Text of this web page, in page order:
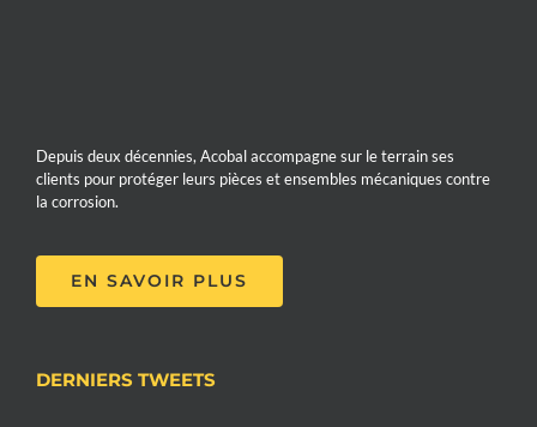
Depuis deux décennies, Acobal accompagne sur le terrain ses
clients pour protéger leurs pièces et ensembles mécaniques contre
la corrosion.
EN SAVOIR PLUS
DERNIERS TWEETS